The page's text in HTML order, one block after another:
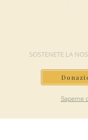
SOSTENETE LA
Saperne